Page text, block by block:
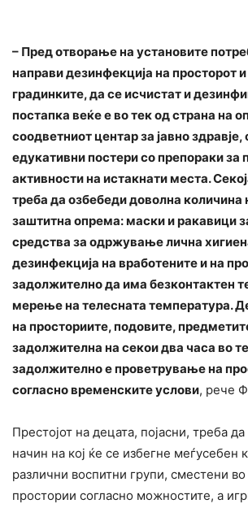
– Пред отворање на установите
направи дезинфекција на просторот
градинките, да се исчистат и
постапка веќе е во тек од страна на
соодветниот центар за јавно
едукативни постери со препораки за
активности на истакнати места.
треба да озбебеди доволна количина
заштитна опрема: маски и ракавици
средства за одржување лична
дезинфекција на вработените и на
задолжително да има безконтактен
мерење на телесната температура.
на просториите, подовите,
задолжителна на секои два часа во
задолжително е проветрување на
согласно временските услови, рече
Престојот на децата, појасни, треба
начин на кој ќе се избегне меѓусебен
различни воспитни групи, сместени
простории согласно мoжностите, а